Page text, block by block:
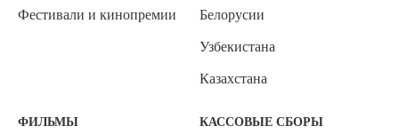
Фестивали и кинопремии Белорусии
Узбекистана
Казахстана
ФИЛЬМЫ КАССОВЫЕ СБОРЫ